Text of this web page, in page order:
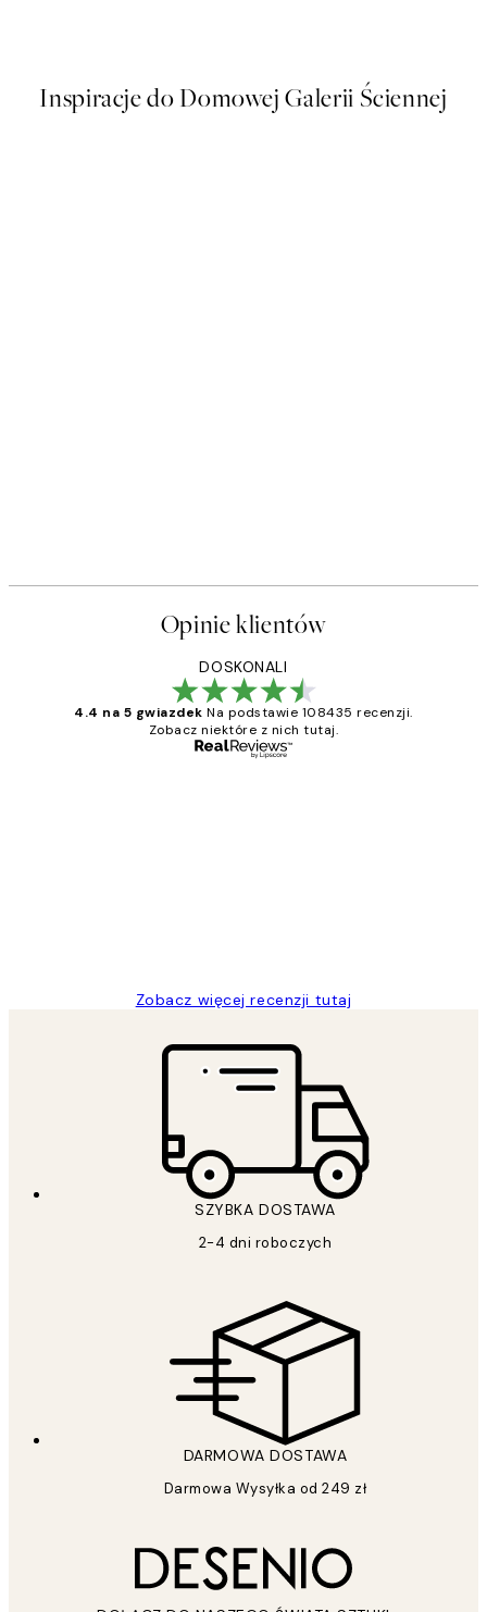
Inspiracje do Domowej Galerii Ściennej
Opinie klientów
DOSKONALI
4.4 na 5 gwiazdek Na podstawie 108435 recenzji.
Zobacz niektóre z nich tutaj.
Zobacz więcej recenzji tutaj
SZYBKA DOSTAWA
2-4 dni roboczych
DARMOWA DOSTAWA
Darmowa Wysyłka od 249 zł